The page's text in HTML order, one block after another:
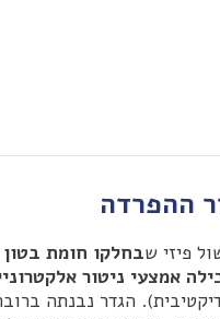
ההפרדה
פיזי שבחלקו חומת
אמצעי ניטור
הגדר נבנתה